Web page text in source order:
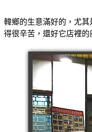
韓鄉的生意滿好的，尤
得很辛苦，還好它店裡的